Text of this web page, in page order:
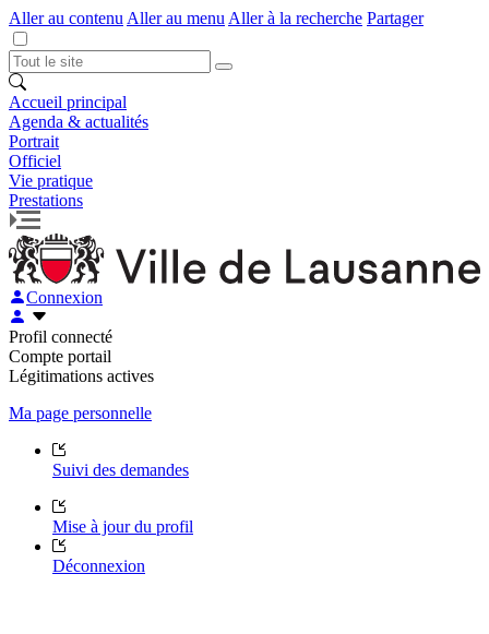
Aller au contenu Aller au menu Aller à la recherche Partager
Accueil principal
Agenda & actualités
Portrait
Officiel
Vie pratique
Prestations
Connexion
Profil connecté
Compte portail
Légitimations actives
Ma page personnelle
Suivi des demandes
Mise à jour du profil
Déconnexion